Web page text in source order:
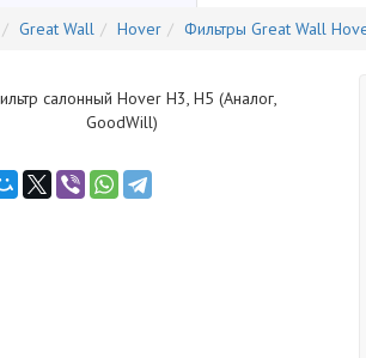
Great Wall Hover Фильтры Great Wall